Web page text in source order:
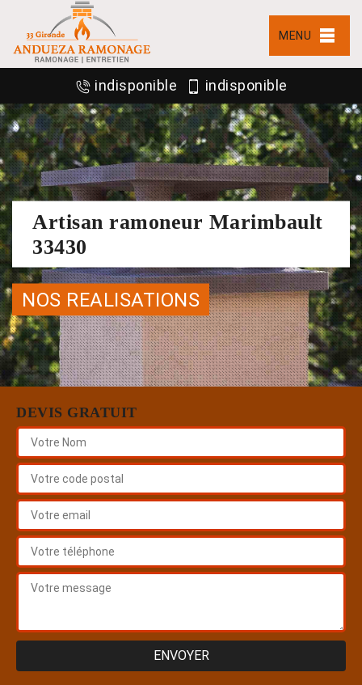
MENU
indisponible indisponible
Artisan ramoneur Marimbault
33430
NOS REALISATIONS
DEVIS GRATUIT